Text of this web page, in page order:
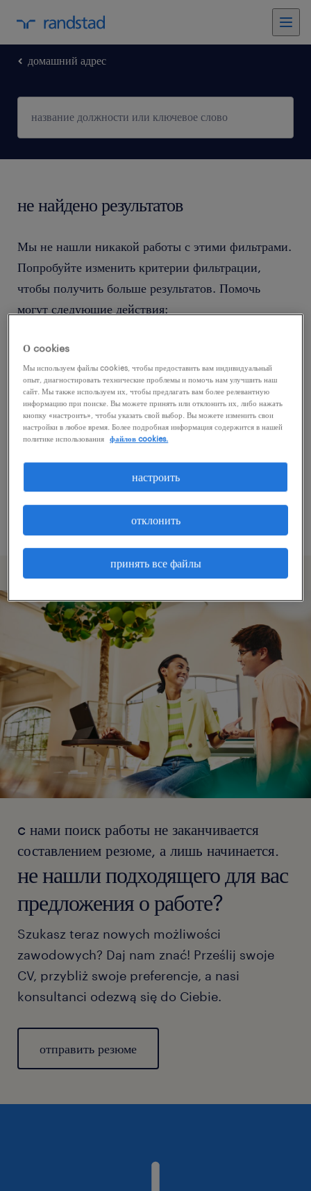
домашний адрес
не найдено результатов
Мы не нашли никакой работы с этими фильтрами.
Попробуйте изменить критерии фильтрации,
чтобы получить больше результатов. Помочь
могут следующие действия:
Попробуйте удалить некоторые из
примененных фильтров.
Вы искали работу в определенном месте?
Учтите возможность расширения диапазона
вокруг местонахождения.
Измените название должности или ключевые
слова и проверьте, правильно ли они
написаны.
c нами поиск работы не заканчивается
составлением резюме, а лишь начинается.
не нашли подходящего для вас
предложения о работе?
Szukasz teraz nowych możliwości
zawodowych? Daj nam znać! Prześlij swoje
CV, przybliż swoje preferencje, a nasi
konsultanci odezwą się do Ciebie.
отправить резюме
О cookies
Мы используем файлы cookies, чтобы предоставить вам индивидуальный
опыт, диагностировать технические проблемы и помочь нам улучшить наш
сайт. Мы также используем их, чтобы предлагать вам более релевантную
информацию при поиске. Вы можете принять или отклонить их, либо нажать
кнопку «настроить», чтобы указать свой выбор. Вы можете изменить свои
настройки в любое время. Более подробная информация содержится в нашей
политике использования
файлов cookies.
принять все файлы
отклонить
настроить